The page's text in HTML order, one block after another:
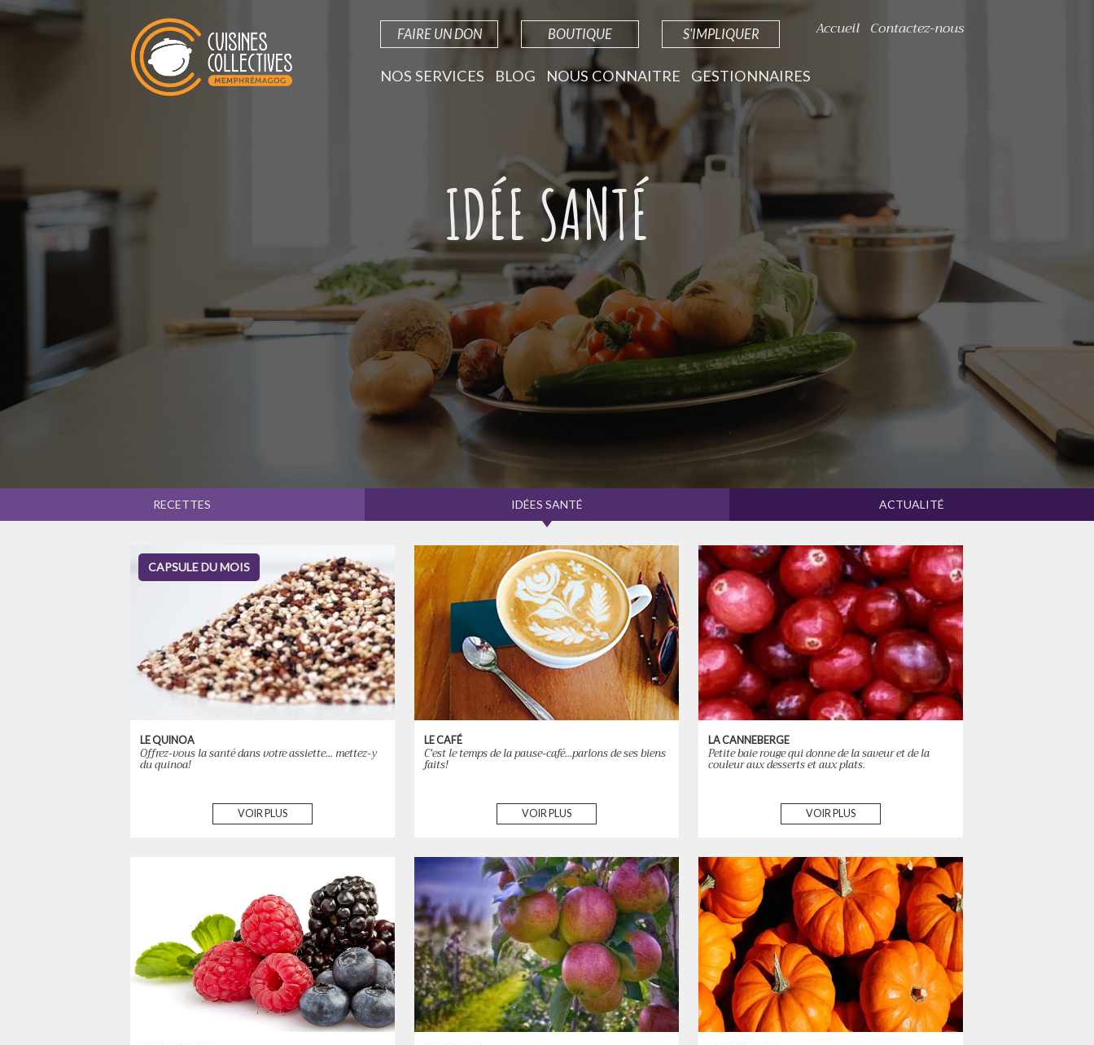
FAIRE UN DON BOUTIQUE S'IMPLIQUER Accueil Contactez-nous
NOS SERVICES BLOG NOUS CONNAITRE GESTIONNAIRES
IDÉE SANTÉ
RECETTES IDÉES SANTÉ ACTUALITÉ
CAPSULE DU MOIS
LE QUINOA
Offrez-vous la santé dans votre assiette... mettez-y
du quinoa!
VOIR PLUS
LE CAFÉ
C'est le temps de la pause-café...parlons de ses biens
faits!
VOIR PLUS
LA CANNEBERGE
Petite baie rouge qui donne de la saveur et de la
couleur aux desserts et aux plats.
VOIR PLUS